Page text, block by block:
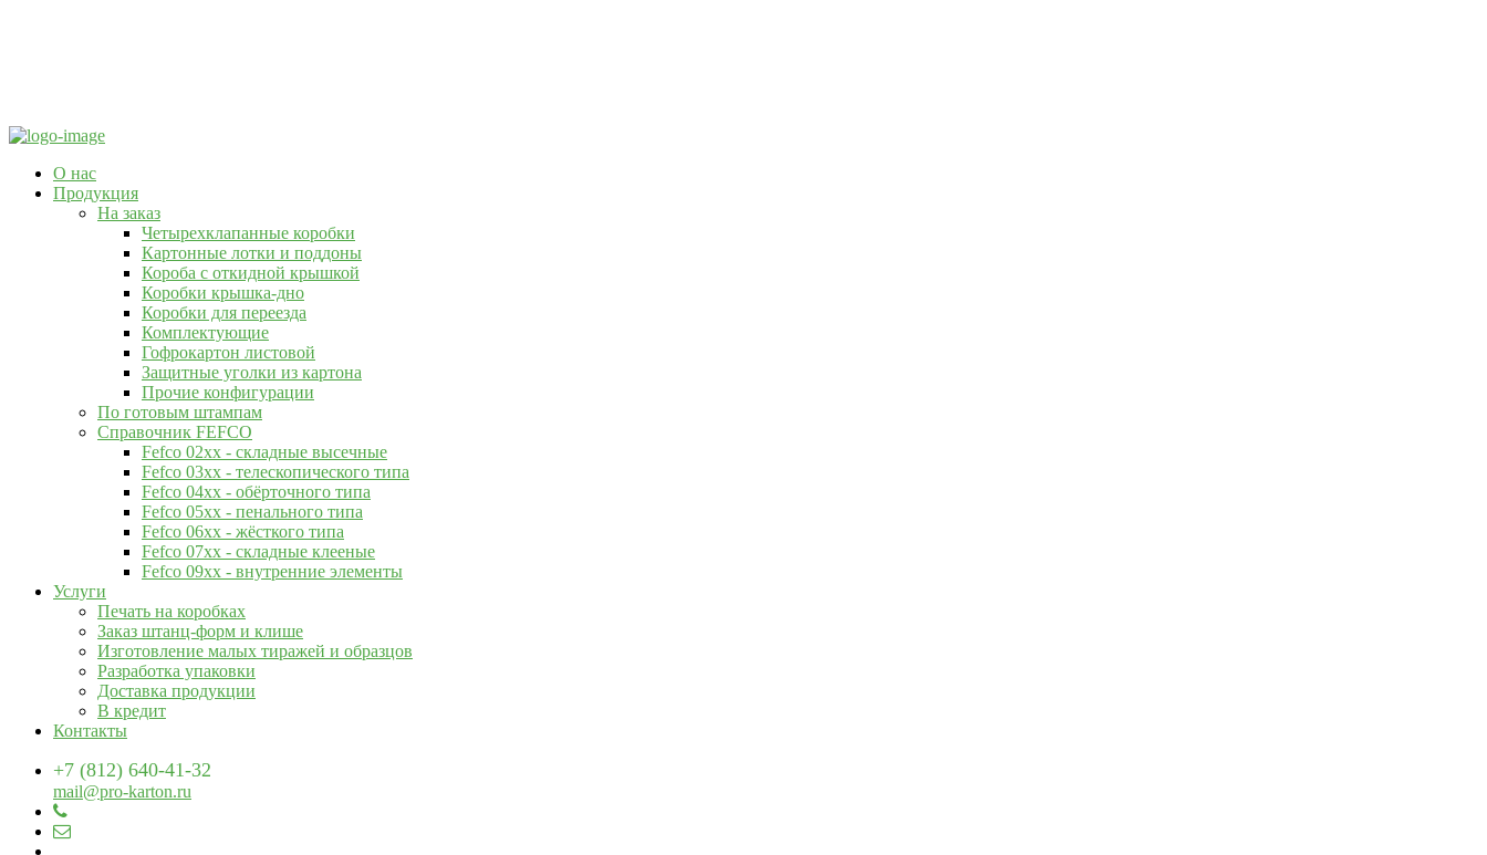
О нас
Продукция
На заказ
Четырехклапанные коробки
Картонные лотки и поддоны
Короба с откидной крышкой
Коробки крышка-дно
Коробки для переезда
Комплектующие
Гофрокартон листовой
Защитные уголки из картона
Прочие конфигурации
По готовым штампам
Справочник FEFCO
Fefco 02xx - складные высечные
Fefco 03xx - телескопического типа
Fefco 04xx - обёрточного типа
Fefco 05xx - пенального типа
Fefco 06xx - жёсткого типа
Fefco 07xx - складные клееные
Fefco 09xx - внутренние элементы
Услуги
Печать на коробках
Заказ штанц-форм и клише
Изготовление малых тиражей и образцов
Разработка упаковки
Доставка продукции
В кредит
Контакты
+7 (812) 640-41-32
mail@pro-karton.ru